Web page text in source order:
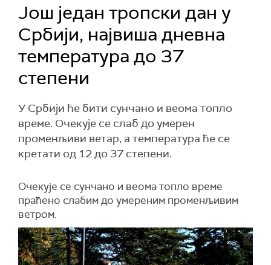
Још један тропски дан у
Србији, највиша дневна
температура до 37
степени
У Србији ће бити сунчано и веома топло
време. Очекује се слаб до умерен
променљиви ветар, а температура ће се
кретати од 12 до 37 степени.
Очекује се сунчано и веома топло време
праћено слабим до умереним променљивим
ветром.